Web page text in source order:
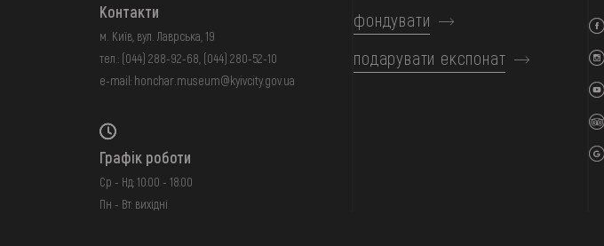
Контакти
м. Київ, вул. Лаврська, 19
тел.: (044) 288-92-68 (044) 280-52-10
e-mail: honchar.museum@kyivcity.gov.ua
Графік роботи
Ср - Нд: 10:00 - 18:00
Пн - Вт: вихідні
фондувати
подарувати експонат